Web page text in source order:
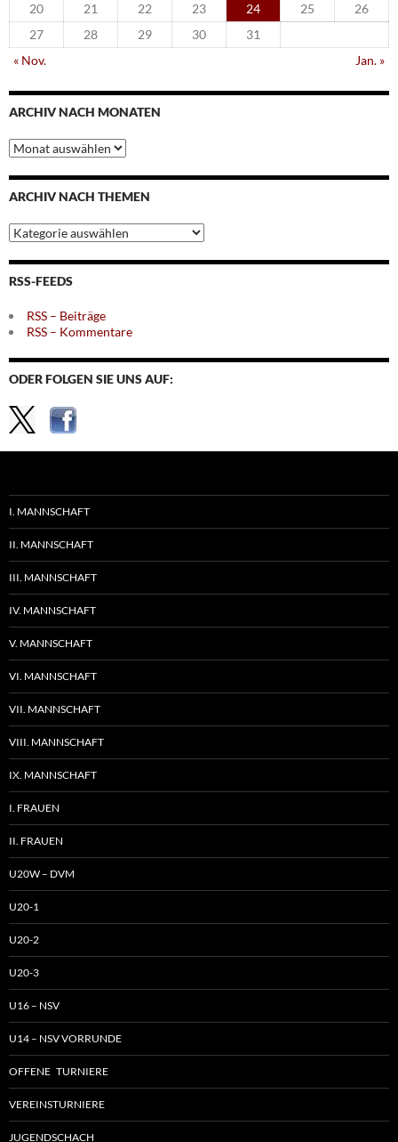
20
21 22 23 24 25
26
27
28 29 30
31
« Nov.
Jan. »
ARCHIV NACH MONATEN
Archiv
nach
Monaten
ARCHIV NACH THEMEN
Archiv
nach
Themen
RSS-FEEDS
RSS – Beiträge
RSS – Kommentare
ODER FOLGEN SIE UNS AUF:
I. MANNSCHAFT
II. MANNSCHAFT
III. MANNSCHAFT
IV. MANNSCHAFT
V. MANNSCHAFT
VI. MANNSCHAFT
VII. MANNSCHAFT
VIII. MANNSCHAFT
IX. MANNSCHAFT
I. FRAUEN
II. FRAUEN
U20W – DVM
U20-1
U20-2
U20-3
U16 – NSV
U14 – NSV VORRUNDE
OFFENE TURNIERE
VEREINSTURNIERE
JUGENDSCHACH